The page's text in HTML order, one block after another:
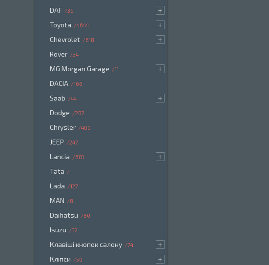
DAF 36
Toyota 4644
Chevrolet 618
Rover 34
MG Morgan Garage 11
DACIA 166
Saab 44
Dodge 282
Chrysler 400
JEEP 247
Lancia 681
Tata 1
Lada 127
MAN 8
Daihatsu 80
Isuzu 32
Клавіші кнопок салону 74
Кліпси 50